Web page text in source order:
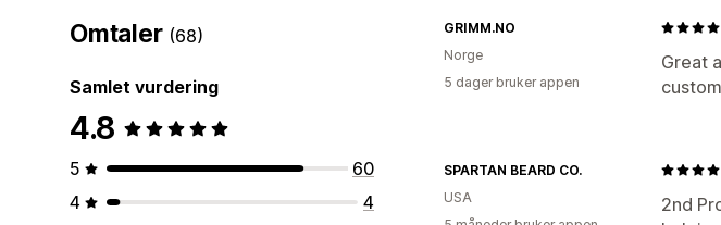
Omtaler (68)
Samlet vurdering
4.8
5
60
4
4
Great
GRIMM.NO
Norge
5 dager bruker appen
2nd
SPARTAN BEARD CO.
USA